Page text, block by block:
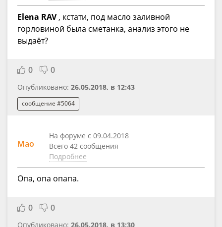
Elena RAV, кстати, под масло заливной
горловиной была сметанка, анализ этого не
выдаёт?
0 0
Опубликовано: 26.05.2018, в 12:43
сообщение #5064
Mao
На форуме с 09.04.2018
Всего 42 сообщения
Подробнее
Опа, опа опапа.
0 0
Опубликовано: 26.05.2018, в 13:30